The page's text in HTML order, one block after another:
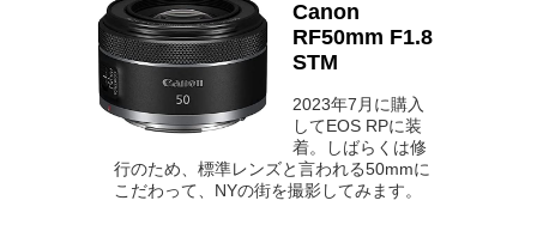
Canon
RF50mm F1.8
STM
2023年7月に購入
してEOS RPに装
着。しばらくは修
行のため、標準レンズと言われる50mmに
こだわって、NYの街を撮影してみます。